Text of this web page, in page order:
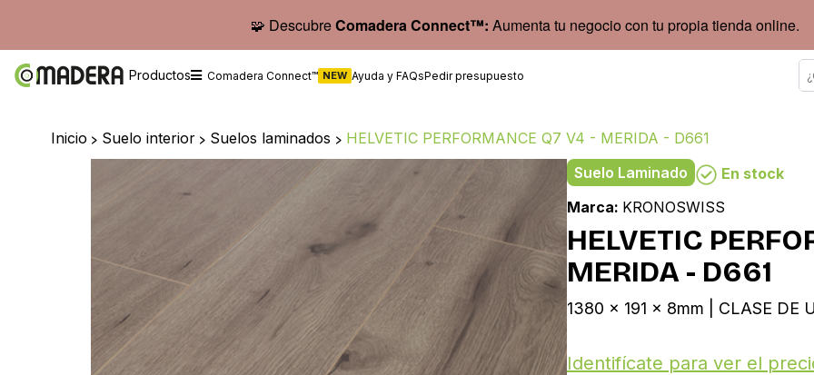
🧩 DescubreComadera Connect™: Aumenta tu negocio con tu propia tienda online.
Productos Comadera Connect™ NEW Ayuda y FAQsPedir presupuesto
Inicio > Suelo interior > Suelos laminados > HELVETIC PERFORMANCE Q7 V4 - MERIDA - D661
Suelo Laminado
En stock
Marca: KRONOSWISS
HELVETIC
MERIDA - D661
1380 x 191 x 8mm | CLASE DE
Identifícate para ver el